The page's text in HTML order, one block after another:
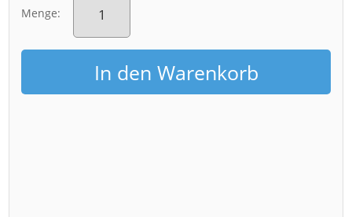
Menge:
Dibond
Hofkirche
Dresden
MengeIn den Warenkorb